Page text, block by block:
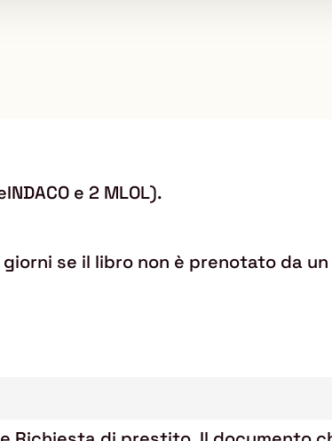
e 2 MLOL).
se il libro non è prenotato da